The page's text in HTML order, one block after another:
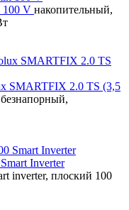
100 V накопительный,
SMARTFIX 2.0 ТS (3,5
Inverter
inverter, плоский 100